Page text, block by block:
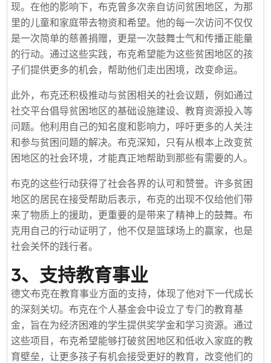
现。在他的影响下，布克曾多次亲自访问贫困地区，为那
里的儿童和家庭带去物资和希望。他的每一次访问不仅仅
是一次简单的慈善捐赠，更是一次鼓舞士气和传播正能量
的行动。通过这些实践，布克希望能为这些贫困地区的孩
子们提供更多的机会，帮助他们走出困境，改变命运。
此外，布克还积极推动与贫困相关的社会议题，例如通过
社交平台倡导贫困地区的基础设施建设、教育资源投入等
问题。他利用自己的知名度和影响力，呼吁更多的人关注
和参与贫困问题的解决。布克深知，只有从根本上改变贫
困地区的社会环境，才能真正地帮助到那些有需要的人。
布克的这些行动获得了社会各界的认可和赞誉。许多贫困
地区的居民在接受帮助后表示，布克的出现不仅给他们带
来了物质上的援助，更重要的是带来了精神上的鼓舞。布
克用自己的行动证明了，他不仅是篮球场上的赢家，也是
社会关怀的践行者。
3、支持教育事业
德文·布克在教育事业方面的支持，体现了他对下一代成长
的深刻关切。布克在个人基金会中设立了专门的教育基
金，旨在为经济困难的学生提供奖学金和学习资源。通过
这些项目，布克希望能够打破贫困地区和低收入家庭的教
育壁垒，让更多孩子有机会接受更好的教育，改变他们的